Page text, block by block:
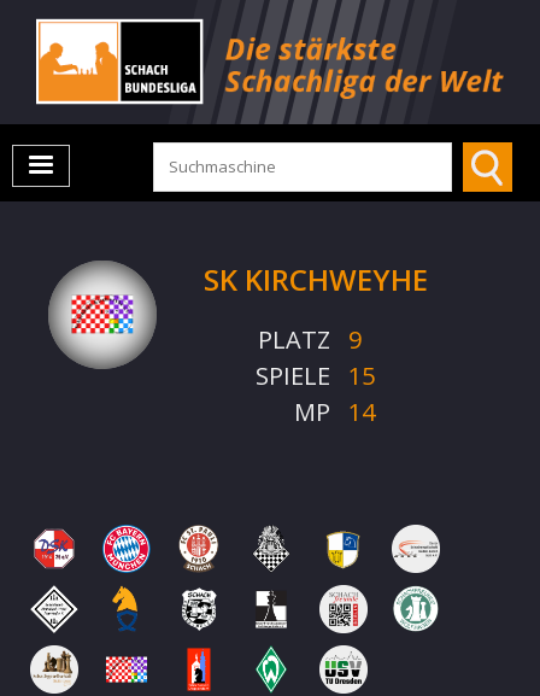
SK KIRCHWEYHE
PLATZ
9
SPIELE
15
MP
14